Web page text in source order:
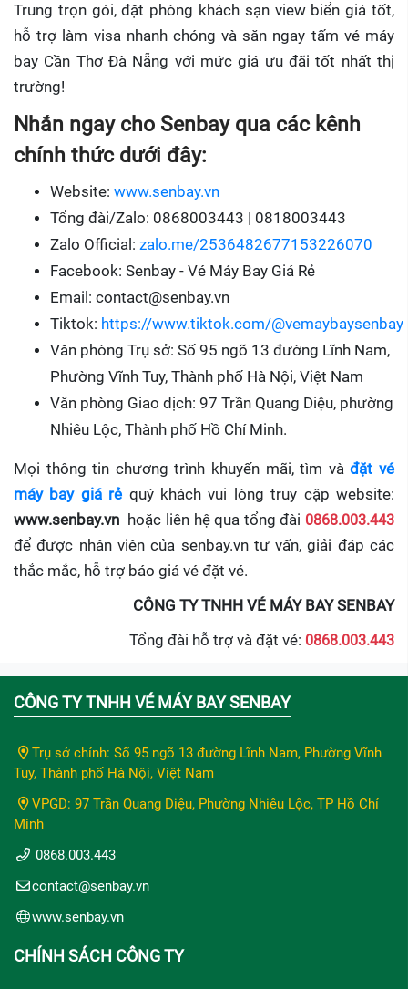
Trung trọn gói, đặt phòng khách sạn view biển giá tốt,
hỗ trợ làm visa nhanh chóng và săn ngay tấm vé máy
bay Cần Thơ Đà Nẵng với mức giá ưu đãi tốt nhất thị
trường!
Nhắn ngay cho Senbay qua các kênh
chính thức dưới đây:
Website: www.senbay.vn
Tổng đài/Zalo: 0868003443 | 0818003443
Zalo Official: zalo.me/2536482677153226070
Facebook: Senbay - Vé Máy Bay Giá Rẻ
Email: contact@senbay.vn
Tiktok: https://www.tiktok.com/@vemaybaysenbay
Văn phòng Trụ sở: Số 95 ngõ 13 đường Lĩnh Nam,
Phường Vĩnh Tuy, Thành phố Hà Nội, Việt Nam
Văn phòng Giao dịch: 97 Trần Quang Diệu, phường
Nhiêu Lộc, Thành phố Hồ Chí Minh.
Mọi thông tin chương trình khuyến mãi, tìm vàđặt vé
máy bay giá rẻ quý khách vui lòng truy cập website:
www.senbay.vn hoặc liên hệ qua tổng đài 0868.003.443
để được nhân viên của senbay.vn tư vấn, giải đáp các
thắc mắc, hỗ trợ báo giá vé đặt vé.
CÔNG TY TNHH VÉ MÁY BAY SENBAY
Tổng đài hỗ trợ và đặt vé: 0868.003.443
CÔNG TY TNHH VÉ MÁY BAY SENBAY
Trụ sở chính: Số 95 ngõ 13 đường Lĩnh Nam, Phường Vĩnh
Tuy, Thành phố Hà Nội, Việt Nam
VPGD: 97 Trần Quang Diệu, Phường Nhiêu Lộc, TP Hồ Chí
Minh
0868.003.443
contact@senbay.vn
www.senbay.vn
CHÍNH SÁCH CÔNG TY